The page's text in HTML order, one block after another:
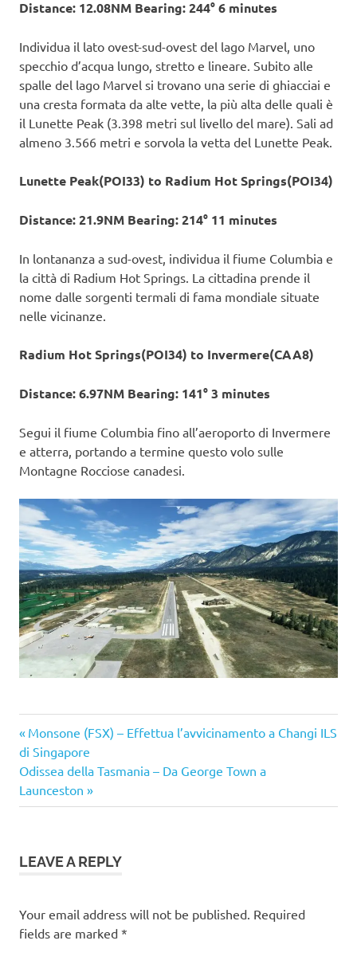
Distance: 12.08NM Bearing: 244° 6 minutes
Individua il lato ovest-sud-ovest del lago Marvel, uno
specchio d’acqua lungo, stretto e lineare. Subito alle
spalle del lago Marvel si trovano una serie di ghiacciai e
una cresta formata da alte vette, la più alta delle quali è
il Lunette Peak (3.398 metri sul livello del mare). Sali ad
almeno 3.566 metri e sorvola la vetta del Lunette Peak.
Lunette Peak(POI33) to Radium Hot Springs(POI34)
Distance: 21.9NM Bearing: 214° 11 minutes
In lontananza a sud-ovest, individua il fiume Columbia e
la città di Radium Hot Springs. La cittadina prende il
nome dalle sorgenti termali di fama mondiale situate
nelle vicinanze.
Radium Hot Springs(POI34) to Invermere(CAA8)
Distance: 6.97NM Bearing: 141° 3 minutes
Segui il fiume Columbia fino all’aeroporto di Invermere
e atterra, portando a termine questo volo sulle
Montagne Rocciose canadesi.
Post
navigation
Previous
Post:
Monsone (FSX) – Effettua l’avvicinamento a Changi ILS
di Singapore
Next
Post:
Odissea della Tasmania – Da George Town a
Launceston
LEAVE A REPLY
Your email address will not be published. Required
fields are marked *